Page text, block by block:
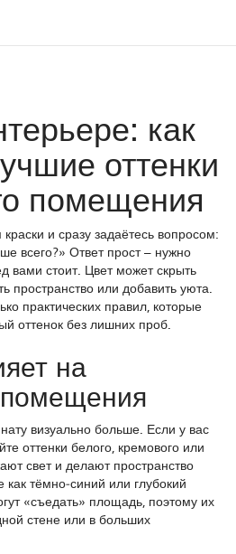
как
оттенки
помещения
и сразу задаётесь вопросом:
всего?» Ответ прост – нужно
вами стоит. Цвет может скрыть
пространство или добавить уюта.
практических правил, которые
оттенок без лишних проб.
на
визуально больше. Если у вас
оттенки белого, кремового или
свет и делают пространство
тёмно‑синий или глубокий
«съедать» площадь, поэтому их
стене или в больших